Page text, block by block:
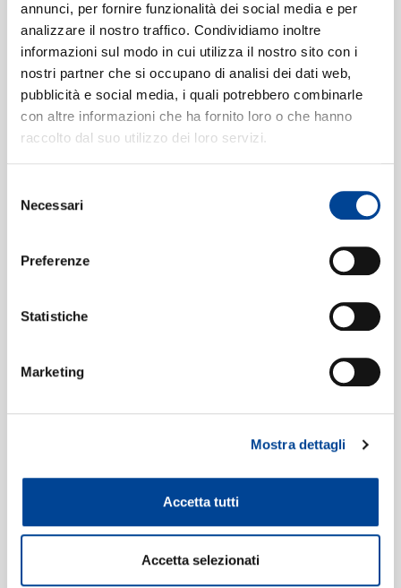
annunci, per fornire funzionalità dei social media e per
analizzare il nostro traffico. Condividiamo inoltre
informazioni sul modo in cui utilizza il nostro sito con i
nostri partner che si occupano di analisi dei dati web,
pubblicità e social media, i quali potrebbero combinarle
con altre informazioni che ha fornito loro o che hanno
raccolto dal suo utilizzo dei loro servizi.
delNecessari
Preferenze
Statistiche
Marketing
Mostra dettagli
Accetta tutti
Accetta selezionati
Formati disponibili:
Digitale eSingle Audio/Single Track HD
Musical Moments
Data di pubblicazione:22.01.2021
eSingle Audio/Single Track HD
Data di pubblicazione:
Musical Moments
Data di pubblicazione:
Etichetta:Deutsche Grammophon (DG)
CONTATTI